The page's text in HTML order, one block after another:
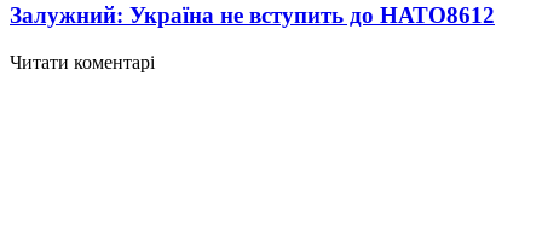
Залужний: Україна не вступить до НАТО8612
Читати коментарі